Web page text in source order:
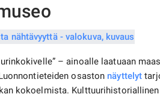
– ainoalle laatuaan
osaston näyttelyt
kokoelmista.